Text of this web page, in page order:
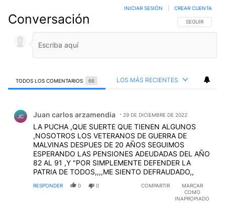
Conversación SIGA ESTA
SEGUIR
INICIAR SESIÓN CREAR CUENTA
TODOS LOS COMENTARIOS 66 LOS MÁS RECIENTES
JC Juan carlos arzamendia 29 DE DICIEMBRE DE 2022
LA PUCHA ,QUE SUERTE QUE TIENEN ALGUNOS
,NOSOTROS LOS VETERANOS DE GUERRA DE
MALVINAS DESPUES DE 20 AÑOS SEGUIMOS
ESPERANDO LAS PENSIONES ADEUDADAS DEL AÑO
82 AL 91 ,Y "POR SIMPLEMENTE DEFENDER LA
PATRIA DE TODOS,,,,ME SIENTO DEFRAUDADO,,
RESPONDER 0 0 COMPARTIR
MARCAR
COMO
INAPROPIADO